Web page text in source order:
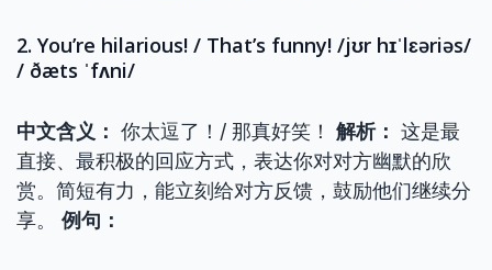
2. You’re hilarious! / That’s funny! /jʊr hɪˈlɛəriəs/
/ ðæts ˈfʌni/
中文含义： 你太逗了！/ 那真好笑！ 解析： 这是最
直接、最积极的回应方式，表达你对对方幽默的欣
赏。简短有力，能立刻给对方反馈，鼓励他们继续分
享。 例句：